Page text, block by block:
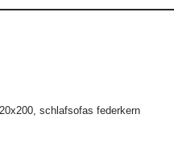
, schlafsofas federkern